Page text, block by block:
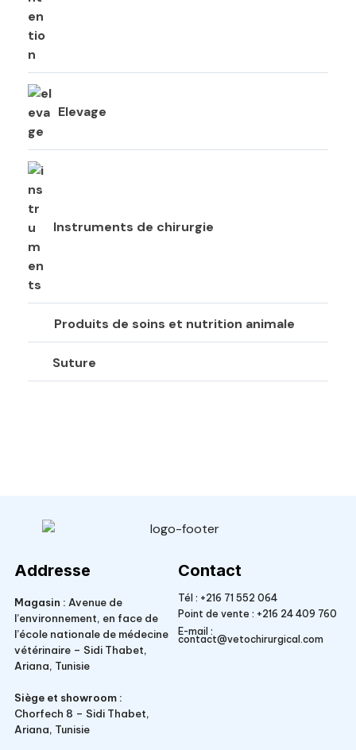
Elevage
Instruments de chirurgie
Produits de soins et nutrition animale
Suture
Addresse
Magasin : Avenue de
l’environnement, en face de
l’école nationale de médecine
vétérinaire – Sidi Thabet,
Ariana, Tunisie
Siège et showroom :
Chorfech 8 – Sidi Thabet,
Ariana, Tunisie
Contact
Tél : +216 71 552 064
Point de vente : +216 24 409 760
E-mail :
contact@vetochirurgical.com